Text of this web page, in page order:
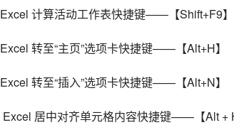
Excel 计算活动工作表快捷键——【Shift+F9】
Excel 转至“主页”选项卡快捷键——【Alt+H】
Excel 转至“插入”选项卡快捷键——【Alt+N】
Excel 居中对齐单元格内容快捷键——【Alt +